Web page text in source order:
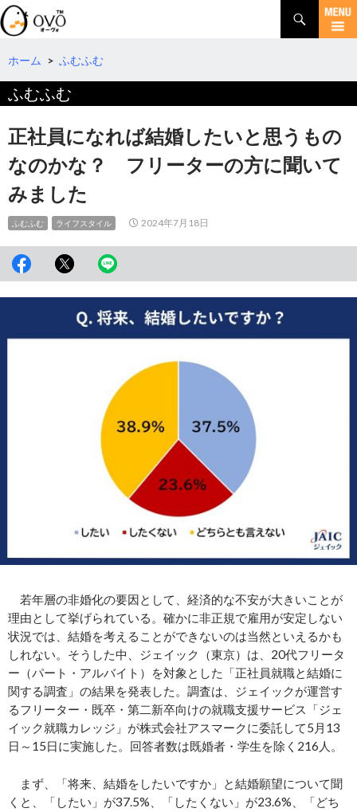
検
索
コ
テ
へ
移
動
ホーム > ふむふむ
ふむふむ
正社員になれば結婚したいと思うもの
なのかな？ フリーターの方に聞いて
みました
ふむふむ ライフスタイル 2024年7月18日
若年層の非婚化の要因として、経済的な不安が大きいことが
理由として挙げられている。確かに非正規で雇用が安定しない
状況では、結婚を考えることができないのは当然といえるかも
しれない。そうした中、ジェイック（東京）は、20代フリータ
ー（パート・アルバイト）を対象とした「正社員就職と結婚に
関する調査」の結果を発表した。調査は、ジェイックが運営す
るフリーター・既卒・第二新卒向けの就職支援サービス「ジェ
イック就職カレッジ」が株式会社アスマークに委託して5月13
日～15日に実施した。回答者数は既婚者・学生を除く216人。
まず、「将来、結婚をしたいですか」と結婚願望について聞
くと、「したい」が37.5%、「したくない」が23.6%、「どち